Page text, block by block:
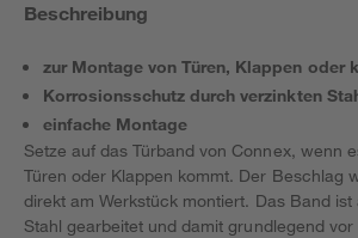
Beschreibung
zur Montage von Türen, Klappen oder
Korrosionsschutz durch verzinkten
einfache Montage
Setze auf das Türband von Connex, wenn
Türen oder Klappen kommt. Der Beschlag
direkt am Werkstück montiert. Das Band ist
Stahl gearbeitet und damit grundlegend vor